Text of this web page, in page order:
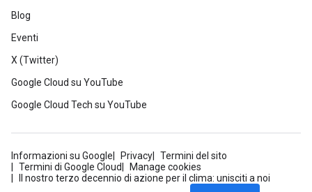
Blog
Eventi
X (Twitter)
Google Cloud su YouTube
Google Cloud Tech su YouTube
Informazioni su Google Privacy
Termini del sito
Termini di Google Cloud
Manage cookies
Il nostro terzo decennio di azione per il clima: unisciti a noi